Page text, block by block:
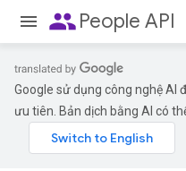
peoplePeople API
Google sử dụng công nghệ AI
ưu tiên. Bản dịch bằng AI có